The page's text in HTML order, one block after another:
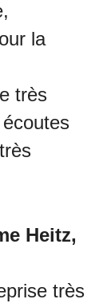
la
très
Heitz,
très